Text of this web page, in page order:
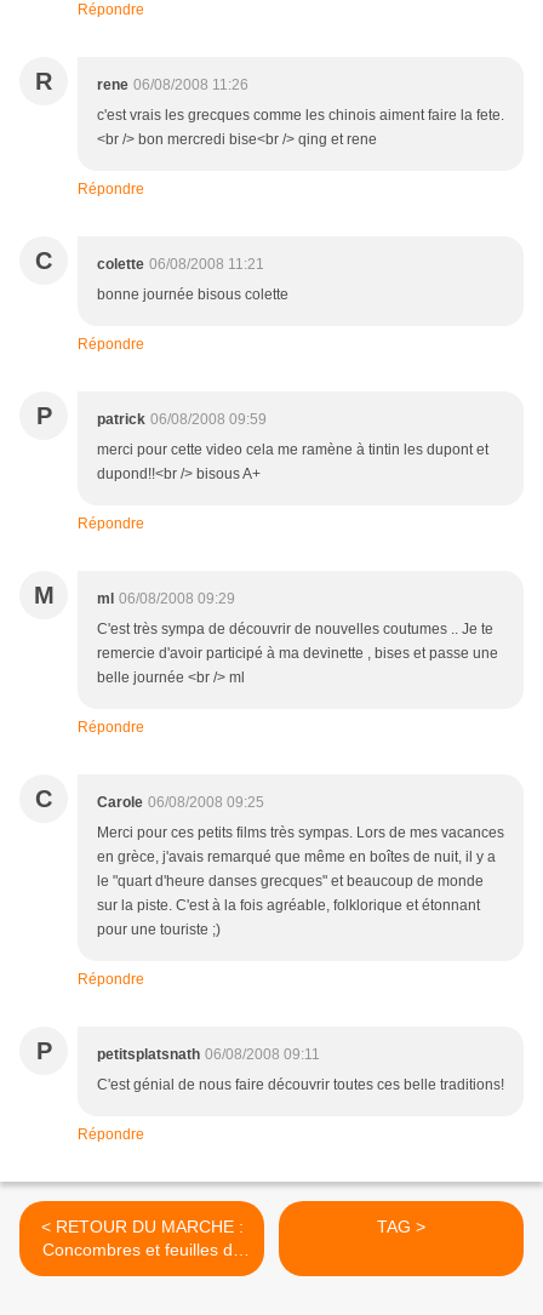
Répondre
R rene 06/08/2008 11:26
c'est vrais les grecques comme les chinois aiment faire la fete.
<br /> bon mercredi bise<br /> qing et rene
Répondre
C colette 06/08/2008 11:21
bonne journée bisous colette
Répondre
P patrick 06/08/2008 09:59
merci pour cette video cela me ramène à tintin les dupont et
dupond!!<br /> bisous A+
Répondre
M ml 06/08/2008 09:29
C'est très sympa de découvrir de nouvelles coutumes .. Je te
remercie d'avoir participé à ma devinette , bises et passe une
belle journée <br /> ml
Répondre
C Carole 06/08/2008 09:25
Merci pour ces petits films très sympas. Lors de mes vacances
en grèce, j'avais remarqué que même en boîtes de nuit, il y a
le "quart d'heure danses grecques" et beaucoup de monde
sur la piste. C'est à la fois agréable, folklorique et étonnant
pour une touriste ;)
Répondre
P petitsplatsnath 06/08/2008 09:11
C'est génial de nous faire découvrir toutes ces belle traditions!
Répondre
< RETOUR DU MARCHE :
Concombres et feuilles de
vigne
TAG >